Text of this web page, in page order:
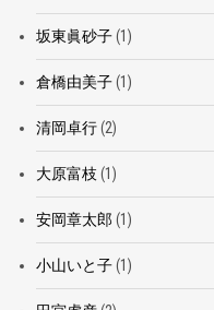
坂東眞砂子(1)
倉橋由美子(1)
清岡卓行(2)
大原富枝 (1)
安岡章太郎 (1)
小山いと子(1)